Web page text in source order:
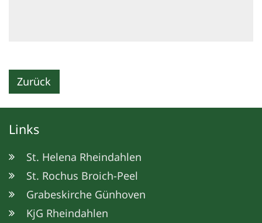
Zurück
Links
St. Helena Rheindahlen
St. Rochus Broich-Peel
Grabeskirche Günhoven
KjG Rheindahlen